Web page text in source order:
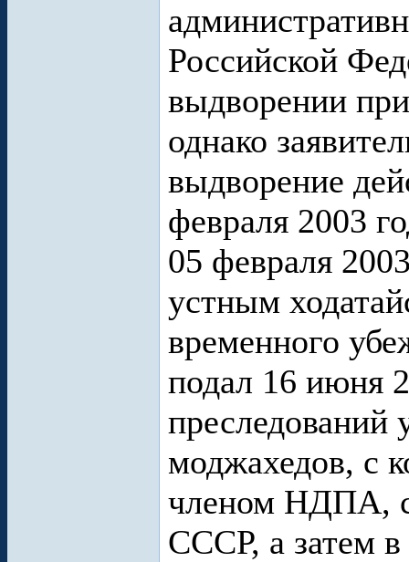
Российской
выдворении
однако
выдворение
февраля 2003
05 февраля
устным
временного
подал 16 июня
преследований
моджахедов, с
членом НДПА, с
СССР, а затем